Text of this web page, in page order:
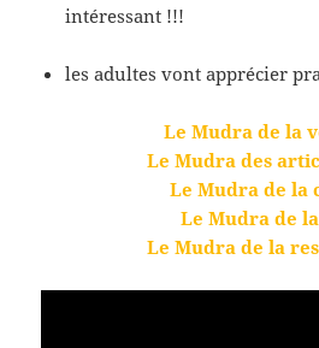
intéressant !!!
les adultes vont apprécier
Le Mudra de la
Le Mudra des
Le Mudra de la
Le Mudra de
Le Mudra de la